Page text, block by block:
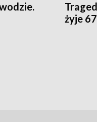
żyje